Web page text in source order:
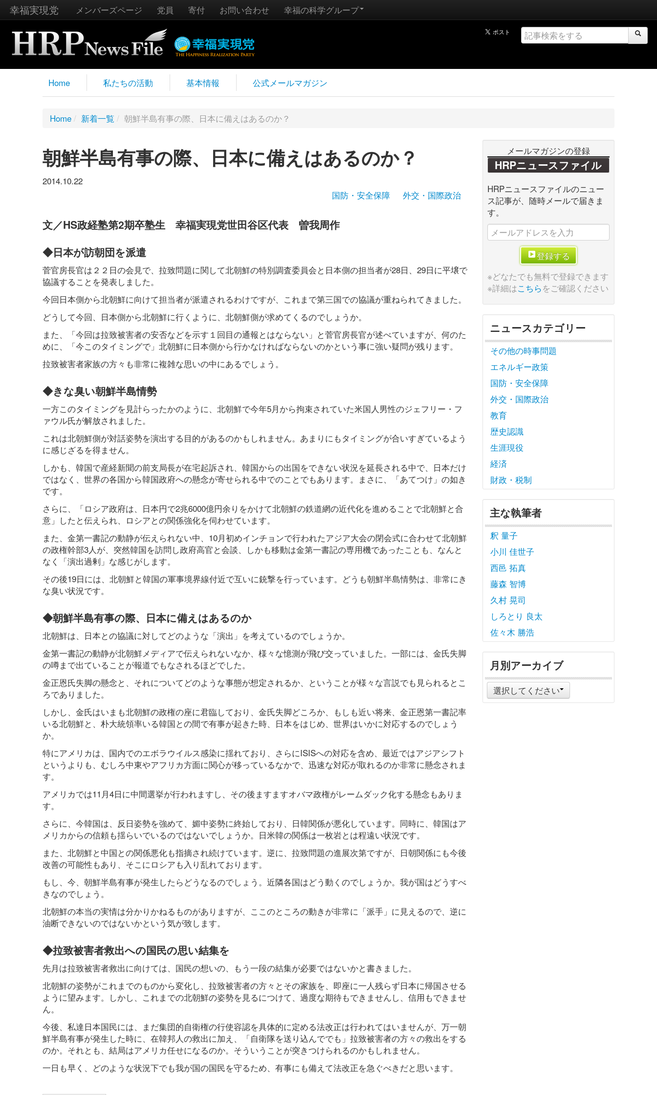
幸福実現党 メンバーズページ 党員 寄付 お問い合わせ 幸福の科学グループ
Home 私たちの活動 基本情報 公式メールマガジン
Home / 新着一覧 / 朝鮮半島有事の際、日本に備えはあるのか？
朝鮮半島有事の際、日本に備えはあるのか？
2014.10.22
国防・安全保障
外交・国際政治
文／HS政経塾第2期卒塾生 幸福実現党世田谷区代表 曽我周作
◆日本が訪朝団を派遣
菅官房長官は２２日の会見で、拉致問題に関して北朝鮮の特別調査委員会と日本側の担当者が28日、29日に平壌で
協議することを発表しました。
今回日本側から北朝鮮に向けて担当者が派遣されるわけですが、これまで第三国での協議が重ねられてきました。
どうして今回、日本側から北朝鮮に行くように、北朝鮮側が求めてくるのでしょうか。
また、「今回は拉致被害者の安否などを示す１回目の通報とはならない」と菅官房長官が述べていますが、何のた
めに、「今このタイミングで」北朝鮮に日本側から行かなければならないのかという事に強い疑問が残ります。
拉致被害者家族の方々も非常に複雑な思いの中にあるでしょう。
◆きな臭い朝鮮半島情勢
一方このタイミングを見計らったかのように、北朝鮮で今年5月から拘束されていた米国人男性のジェフリー・フ
ァウル氏が解放されました。
これは北朝鮮側が対話姿勢を演出する目的があるのかもしれません。あまりにもタイミングが合いすぎているよう
に感じざるを得ません。
しかも、韓国で産経新聞の前支局長が在宅起訴され、韓国からの出国をできない状況を延長される中で、日本だけ
ではなく、世界の各国から韓国政府への懸念が寄せられる中でのことでもあります。まさに、「あてつけ」の如き
です。
さらに、「ロシア政府は、日本円で2兆6000億円余りをかけて北朝鮮の鉄道網の近代化を進めることで北朝鮮と合
意」したと伝えられ、ロシアとの関係強化を伺わせています。
また、金第一書記の動静が伝えられない中、10月初めインチョンで行われたアジア大会の閉会式に合わせて北朝鮮
の政権幹部3人が、突然韓国を訪問し政府高官と会談、しかも移動は金第一書記の専用機であったことも、なんと
なく「演出過剰」な感じがします。
その後19日には、北朝鮮と韓国の軍事境界線付近で互いに銃撃を行っています。どうも朝鮮半島情勢は、非常にき
な臭い状況です。
◆朝鮮半島有事の際、日本に備えはあるのか
北朝鮮は、日本との協議に対してどのような「演出」を考えているのでしょうか。
金第一書記の動静が北朝鮮メディアで伝えられないなか、様々な憶測が飛び交っていました。一部には、金氏失脚
の噂まで出ていることが報道でもなされるほどでした。
金正恩氏失脚の懸念と、それについてどのような事態が想定されるか、ということが様々な言説でも見られるとこ
ろでありました。
しかし、金氏はいまも北朝鮮の政権の座に君臨しており、金氏失脚どころか、もしも近い将来、金正恩第一書記率
いる北朝鮮と、朴大統領率いる韓国との間で有事が起きた時、日本をはじめ、世界はいかに対応するのでしょう
か。
特にアメリカは、国内でのエボラウイルス感染に揺れており、さらにISISへの対応を含め、最近ではアジアシフト
というよりも、むしろ中東やアフリカ方面に関心が移っているなかで、迅速な対応が取れるのか非常に懸念されま
す。
アメリカでは11月4日に中間選挙が行われますし、その後ますますオバマ政権がレームダック化する懸念もありま
す。
さらに、今韓国は、反日姿勢を強めて、媚中姿勢に終始しており、日韓関係が悪化しています。同時に、韓国はア
メリカからの信頼も揺らいでいるのではないでしょうか。日米韓の関係は一枚岩とは程遠い状況です。
また、北朝鮮と中国との関係悪化も指摘され続けています。逆に、拉致問題の進展次第ですが、日朝関係にも今後
改善の可能性もあり、そこにロシアも入り乱れております。
もし、今、朝鮮半島有事が発生したらどうなるのでしょう。近隣各国はどう動くのでしょうか。我が国はどうすべ
きなのでしょう。
北朝鮮の本当の実情は分かりかねるものがありますが、ここのところの動きが非常に「派手」に見えるので、逆に
油断できないのではないかという気が致します。
◆拉致被害者救出への国民の思い結集を
先月は拉致被害者救出に向けては、国民の想いの、もう一段の結集が必要ではないかと書きました。
北朝鮮の姿勢がこれまでのものから変化し、拉致被害者の方々とその家族を、即座に一人残らず日本に帰国させる
ように望みます。しかし、これまでの北朝鮮の姿勢を見るにつけて、過度な期待もできませんし、信用もできませ
ん。
今後、私達日本国民には、まだ集団的自衛権の行使容認を具体的に定める法改正は行われてはいませんが、万一朝
鮮半島有事が発生した時に、在韓邦人の救出に加え、「自衛隊を送り込んででも」拉致被害者の方々の救出をする
のか。それとも、結局はアメリカ任せになるのか。そういうことが突きつけられるのかもしれません。
一日も早く、どのような状況下でも我が国の国民を守るため、有事にも備えて法改正を急ぐべきだと思います。
メールマガジンの登録
HRPニュースファイル
HRPニュースファイルのニュー
ス記事が、随時メールで届きま
す。
登録する
※どなたでも無料で登録できます
※詳細はこちらをご確認ください
ニュースカテゴリー
その他の時事問題
エネルギー政策
国防・安全保障
外交・国際政治
教育
歴史認識
生涯現役
経済
財政・税制
主な執筆者
釈 量子
小川 佳世子
西邑 拓真
藤森 智博
久村 晃司
しろとり 良太
佐々木 勝浩
月別アーカイブ
選択してください